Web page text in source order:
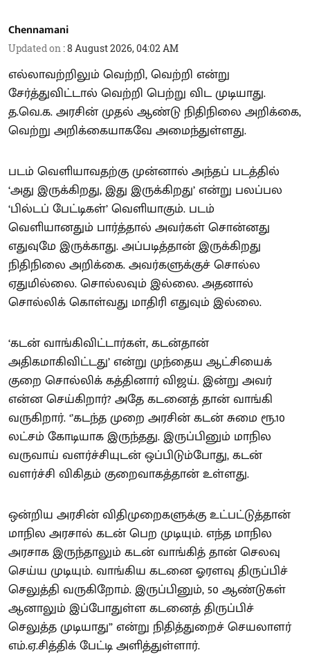
Chennamani
Updated on :8 August 2026, 04:02 AM
எல்லாவற்றிலும் வெற்றி, வெற்றி என்று
சேர்த்துவிட்டால் வெற்றி பெற்று விட முடியாது.
த.வெ.க. அரசின் முதல் ஆண்டு நிதிநிலை அறிக்கை,
வெற்று அறிக்கையாகவே அமைந்துள்ளது.
படம் வெளியாவதற்கு முன்னால் அந்தப் படத்தில்
‘அது இருக்கிறது, இது இருக்கிறது’ என்று பலப்பல
‘பில்டப் பேட்டிகள்’ வெளியாகும். படம்
வெளியானதும் பார்த்தால் அவர்கள் சொன்னது
எதுவுமே இருக்காது. அப்படித்தான் இருக்கிறது
நிதிநிலை அறிக்கை. அவர்களுக்குச் சொல்ல
ஏதுமில்லை. சொல்லவும் இல்லை. அதனால்
சொல்லிக் கொள்வது மாதிரி எதுவும் இல்லை.
‘கடன் வாங்கிவிட்டார்கள், கடன்தான்
அதிகமாகிவிட்டது’ என்று முந்தைய ஆட்சியைக்
குறை சொல்லிக் கத்தினார் விஜய். இன்று அவர்
என்ன செய்கிறார்? அதே கடனைத் தான் வாங்கி
வருகிறார். ‘’கடந்த முறை அரசின் கடன் சுமை ரூ.10
லட்சம் கோடியாக இருந்தது. இருப்பினும் மாநில
வருவாய் வளர்ச்சியுடன் ஒப்பிடும்போது, கடன்
வளர்ச்சி விகிதம் குறைவாகத்தான் உள்ளது.
ஒன்றிய அரசின் விதிமுறைகளுக்கு உட்பட்டுத்தான்
மாநில அரசால் கடன் பெற முடியும். எந்த மாநில
அரசாக இருந்தாலும் கடன் வாங்கித் தான் செலவு
செய்ய முடியும். வாங்கிய கடனை ஓரளவு திருப்பிச்
செலுத்தி வருகிறோம். இருப்பினும், 50 ஆண்டுகள்
ஆனாலும் இப்போதுள்ள கடனைத் திருப்பிச்
செலுத்த முடியாது” என்று நிதித்துறைச் செயலாளர்
எம்.ஏ.சித்திக் பேட்டி அளித்துள்ளார்.